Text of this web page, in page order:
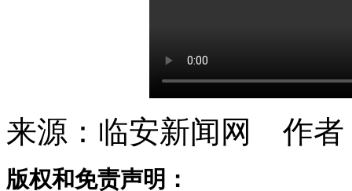
来源：临安新闻网 作
版权和免责声明：